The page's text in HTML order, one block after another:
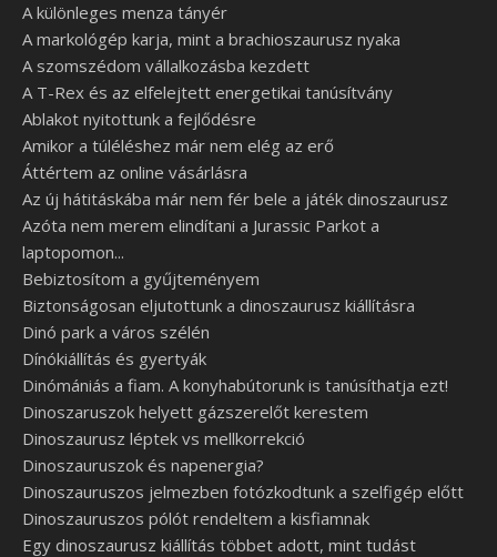
A különleges menza tányér
A markológép karja, mint a brachioszaurusz nyaka
A szomszédom vállalkozásba kezdett
A T-Rex és az elfelejtett energetikai tanúsítvány
Ablakot nyitottunk a fejlődésre
Amikor a túléléshez már nem elég az erő
Áttértem az online vásárlásra
Az új hátitáskába már nem fér bele a játék dinoszaurusz
Azóta nem merem elindítani a Jurassic Parkot a
laptopomon...
Bebiztosítom a gyűjteményem
Biztonságosan eljutottunk a dinoszaurusz kiállításra
Dinó park a város szélén
Dínókiállítás és gyertyák
Dinómániás a fiam. A konyhabútorunk is tanúsíthatja ezt!
Dinoszaruszok helyett gázszerelőt kerestem
Dinoszaurusz léptek vs mellkorrekció
Dinoszauruszok és napenergia?
Dinoszauruszos jelmezben fotózkodtunk a szelfigép előtt
Dinoszauruszos pólót rendeltem a kisfiamnak
Egy dinoszaurusz kiállítás többet adott, mint tudást